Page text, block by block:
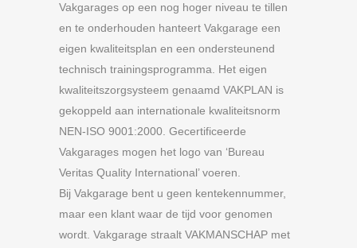
Vakgarages op een nog hoger niveau te tillen
en te onderhouden hanteert Vakgarage een
eigen kwaliteitsplan en een ondersteunend
technisch trainingsprogramma. Het eigen
kwaliteitszorgsysteem genaamd VAKPLAN is
gekoppeld aan internationale kwaliteitsnorm
NEN-ISO 9001:2000. Gecertificeerde
Vakgarages mogen het logo van ‘Bureau
Veritas Quality International’ voeren.
Bij Vakgarage bent u geen kentekennummer,
maar een klant waar de tijd voor genomen
wordt. Vakgarage straalt VAKMANSCHAP met